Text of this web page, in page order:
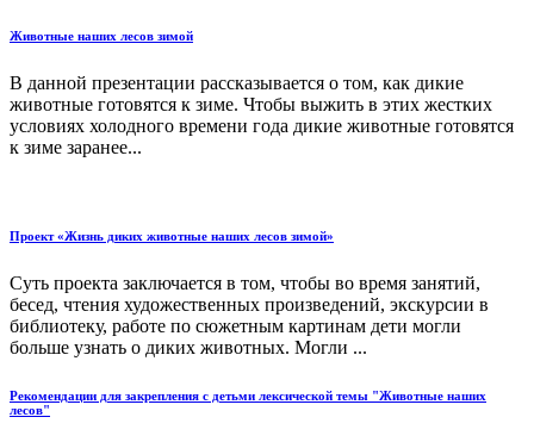
Животные наших лесов зимой
В данной презентации рассказывается о том, как дикие
животные готовятся к зиме. Чтобы выжить в этих жестких
условиях холодного времени года дикие животные готовятся
к зиме заранее...
Проект «Жизнь диких животные наших лесов зимой»
Суть проекта заключается в том, чтобы во время занятий,
бесед, чтения художественных произведений, экскурсии в
библиотеку, работе по сюжетным картинам дети могли
больше узнать о диких животных. Могли ...
Рекомендации для закрепления с детьми лексической темы "Животные наших
лесов"